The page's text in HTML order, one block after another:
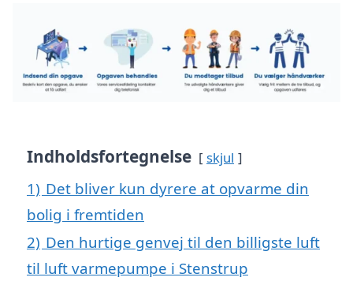
Indholdsfortegnelse skjul
1) Det bliver kun dyrere at opvarme din
bolig i fremtiden
2) Den hurtige genvej til den billigste luft
til luft varmepumpe i Stenstrup